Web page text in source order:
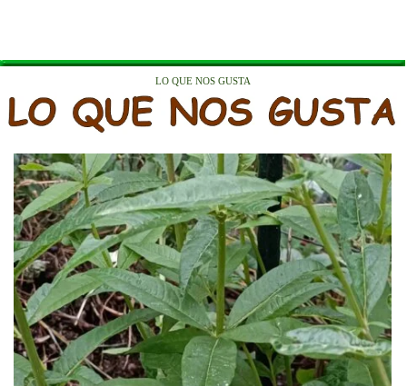
LO QUE NOS GUSTA